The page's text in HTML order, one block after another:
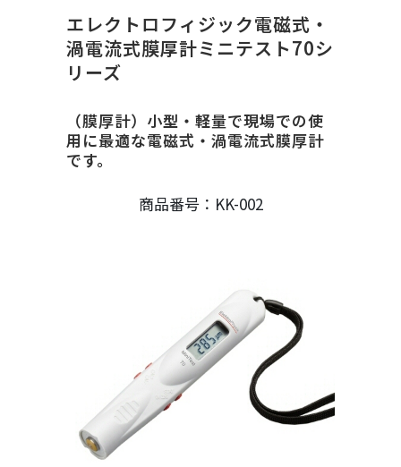
エレクトロフィジック電磁式・
渦電流式膜厚計ミニテスト70シ
リーズ
（膜厚計）小型・軽量で現場での使
用に最適な電磁式・渦電流式膜厚計
です。
商品番号：KK-002